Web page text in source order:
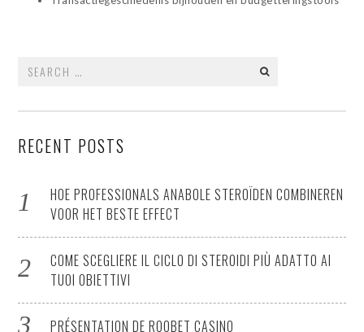
for:
RECENT POSTS
HOE PROFESSIONALS ANABOLE STEROÏDEN COMBINEREN
VOOR HET BESTE EFFECT
COME SCEGLIERE IL CICLO DI STEROIDI PIÙ ADATTO AI
TUOI OBIETTIVI
PRÉSENTATION DE ROOBET CASINO